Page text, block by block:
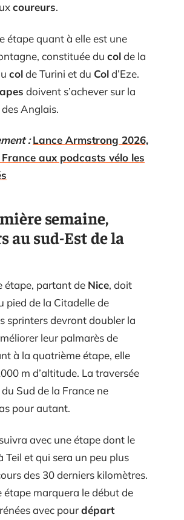
coureurs.
étape quant à elle est une
constituée du colde la
colde Turini et du Cold’Eze.
doivent s’achever sur la
Anglais.
: Lance Armstrong 2026,
aux podcasts vélo les
semaine,
au sud-Est de la
étape, partant de Nice, doit
pied de la Citadelle de
sprinters devront doubler la
leur palmarès de
à la quatrième étape, elle
m d’altitude. La traversée
Sud de la France ne
pour autant.
avec une étape dont le
Teil et qui sera un peu plus
des 30 derniers kilomètres.
étape marquera le début de
avec pourdépart